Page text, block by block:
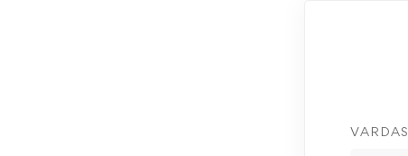
VARDAS